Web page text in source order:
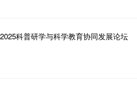
科普研学与科学教育协同发展论坛